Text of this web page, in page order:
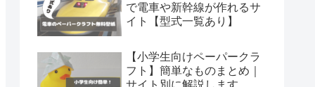
で電車や新幹線が作れるサ
イト【型式一覧あり】
【小学生向けペーパークラ
フト】簡単なものまとめ｜
サイト別に解説します